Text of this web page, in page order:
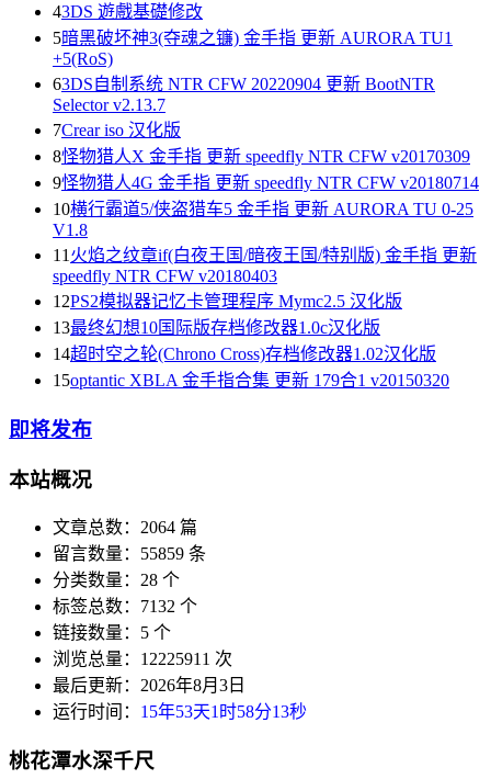
43DS 遊戲基礎修改
5暗黑破坏神3(夺魂之镰) 金手指 更新 AURORA TU1
+5(RoS)
63DS自制系统 NTR CFW 20220904 更新 BootNTR
Selector v2.13.7
7Crear iso 汉化版
8怪物猎人X 金手指 更新 speedfly NTR CFW v20170309
9怪物猎人4G 金手指 更新 speedfly NTR CFW v20180714
10横行霸道5/侠盗猎车5 金手指 更新 AURORA TU 0-25
V1.8
11 火焰之纹章if(白夜王国/暗夜王国/特别版) 金手指 更新
speedfly NTR CFW v20180403
12PS2模拟器记忆卡管理程序 Mymc2.5 汉化版
13最终幻想10国际版存档修改器1.0c汉化版
14超时空之轮(Chrono Cross)存档修改器1.02汉化版
15optantic XBLA 金手指合集 更新 179合1 v20150320
即将发布
本站概况
文章总数：2064 篇
留言数量：55859 条
分类数量：28 个
标签总数：7132 个
链接数量：5 个
浏览总量：12225911 次
最后更新：2026年8月3日
运行时间： 15年53天1时58分14秒
桃花潭水深千尺